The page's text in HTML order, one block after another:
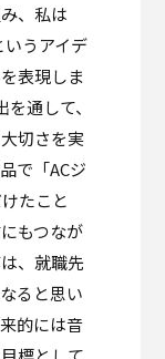
、私は
うアイデ
表現しま
通して、
切さを実
で「ACジ
たこと
もつなが
、就職先
ると思い
的には音